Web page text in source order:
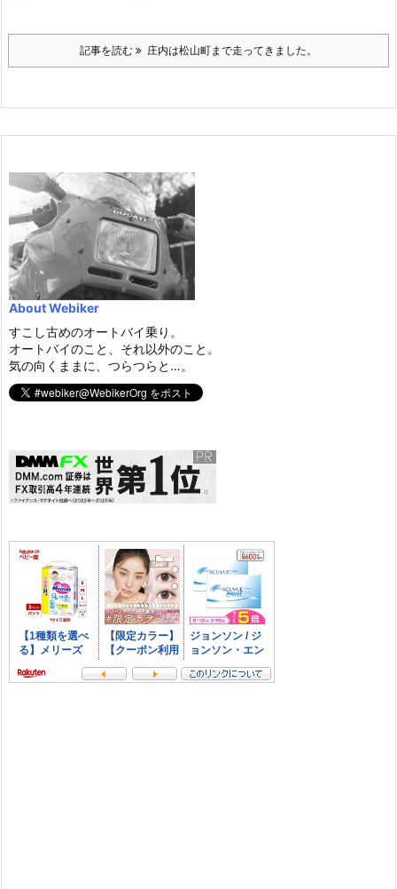
記事を読む 庄内は松山町まで走ってきました。
About Webiker
すこし古めのオートバイ乗り。
オートバイのこと、それ以外のこと。
気の向くままに、つらつらと…。